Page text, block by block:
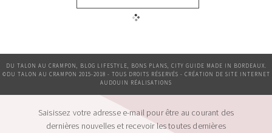
DU TALON AU CRAMPON, BLOG LIFESTYLE, BONS PLANS, CITY GUIDE MADE IN BORDEAUX.
©DU TALON AU CRAMPON 2015-2018 - TOUS DROITS RÉSERVÉS - CRÉATION DE SITE INTERNET
AUDOUIN RÉALISATIONS
Saisissez votre adresse e-mail pour être au courant des
dernières nouvelles et recevoir les toutes dernières